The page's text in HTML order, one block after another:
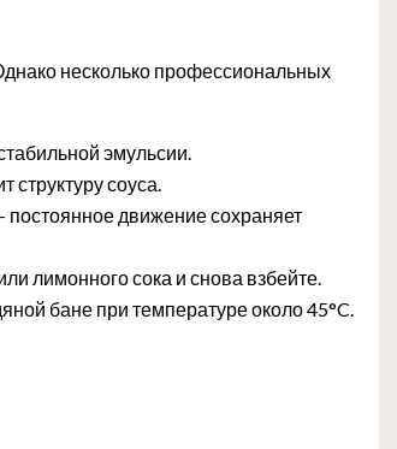
несколько профессиональных
эмульсии.
соуса.
движение сохраняет
лимонного сока и снова взбейте.
бане при температуре около 45°C.